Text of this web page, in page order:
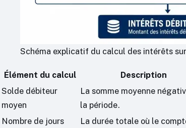
Schéma explicatif du calcul des intérêts
Élément du calcul Description
Solde débiteur
moyen
La somme moyenne
la période.
Nombre de jours
La durée totale où le